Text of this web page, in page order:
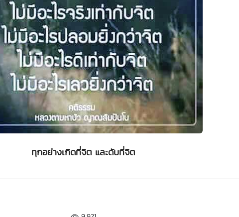
ทุกอย่างเกิดที่จิต และดับที่จิต